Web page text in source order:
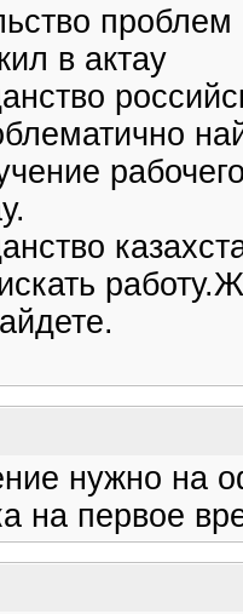
в актау
нужно на
на первое